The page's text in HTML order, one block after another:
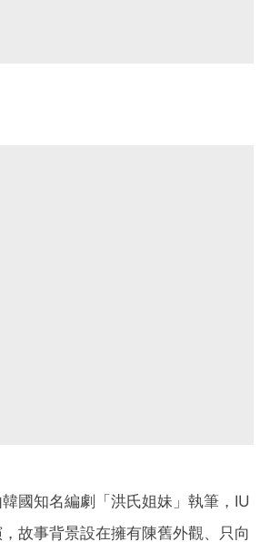
韓國知名編劇「洪氏姐妹」執筆，IU
故事背景設在擁有陳舊外觀、只向